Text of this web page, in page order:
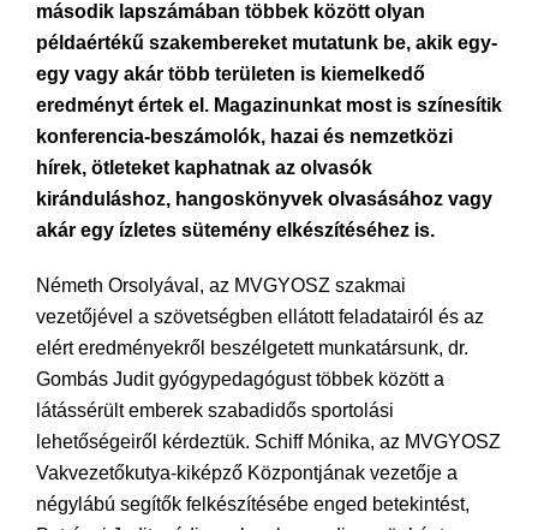
második lapszámában többek között olyan
példaértékű szakembereket mutatunk be, akik egy-
egy vagy akár több területen is kiemelkedő
eredményt értek el. Magazinunkat most is színesítik
konferencia-beszámolók, hazai és nemzetközi
hírek, ötleteket kaphatnak az olvasók
kiránduláshoz, hangoskönyvek olvasásához vagy
akár egy ízletes sütemény elkészítéséhez is.
Németh Orsolyával, az MVGYOSZ szakmai
vezetőjével a szövetségben ellátott feladatairól és az
elért eredményekről beszélgetett munkatársunk, dr.
Gombás Judit gyógypedagógust többek között a
látássérült emberek szabadidős sportolási
lehetőségeiről kérdeztük. Schiff Mónika, az MVGYOSZ
Vakvezetőkutya-kiképző Központjának vezetője a
négylábú segítők felkészítésébe enged betekintést,